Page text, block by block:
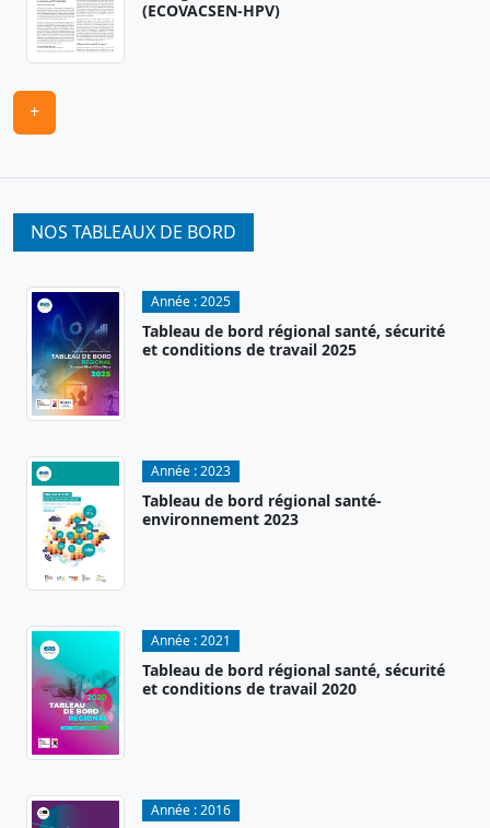
(ECOVACSEN-HPV)
+
NOS TABLEAUX DE BORD
Année :2025
Tableau de bord régional santé, sécurité
et conditions de travail 2025
Année :2023
Tableau de bord régional santé-
environnement 2023
Année :2021
Tableau de bord régional santé, sécurité
et conditions de travail 2020
Année :2016